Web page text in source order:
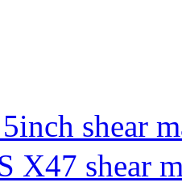
shear
X47 shear